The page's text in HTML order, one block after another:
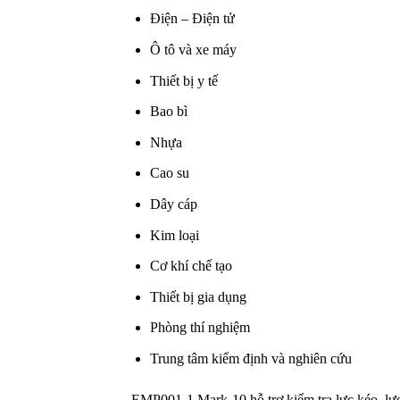
Điện – Điện tử
Ô tô và xe máy
Thiết bị y tế
Bao bì
Nhựa
Cao su
Dây cáp
Kim loại
Cơ khí chế tạo
Thiết bị gia dụng
Phòng thí nghiệm
Trung tâm kiểm định và nghiên cứu